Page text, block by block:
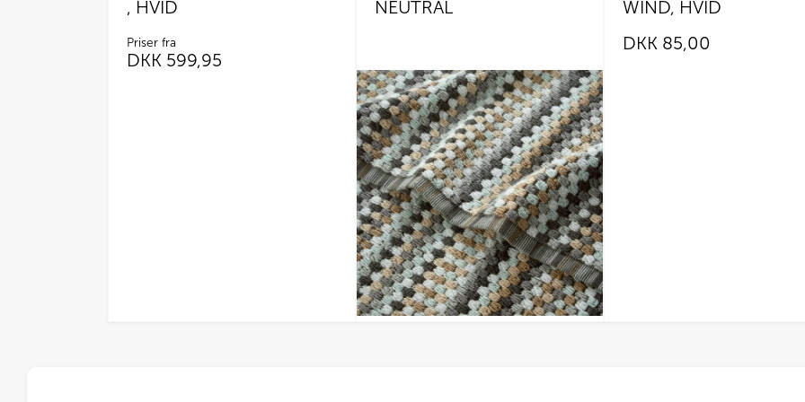
, HVID
Priser fra
DKK 599,95
NEUTRAL
WIND, HVID
DKK 85,00